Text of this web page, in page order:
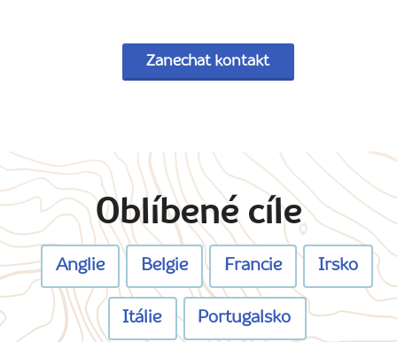
Zanechat kontakt
Oblíbené cíle
Anglie Belgie Francie Irsko
Itálie Portugalsko